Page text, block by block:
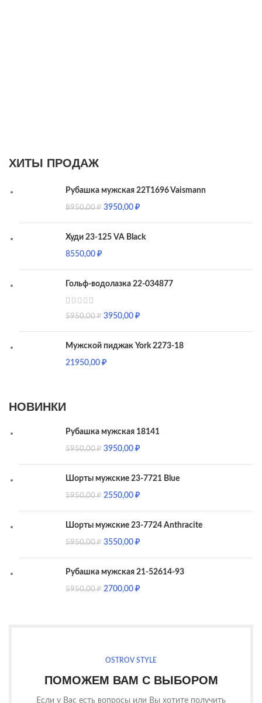
ХИТЫ ПРОДАЖ
Рубашка мужская 22T1696 Vaismann
8950,00₽ 3950,00₽
Худи 23-125 VA Black
8550,00₽
Гольф-водолазка 22-034877
5950,00₽ 3950,00₽
Мужской пиджак York 2273-18
21950,00₽
НОВИНКИ
Рубашка мужская 18141
5950,00₽ 3950,00₽
Шорты мужские 23-7721 Blue
5950,00₽ 2550,00₽
Шорты мужские 23-7724 Anthracite
5950,00₽ 3550,00₽
Рубашка мужская 21-52614-93
5950,00₽ 2700,00₽
OSTROV STYLE
ПОМОЖЕМ ВАМ С ВЫБОРОМ
Если у Вас есть вопросы или Вы хотите получить